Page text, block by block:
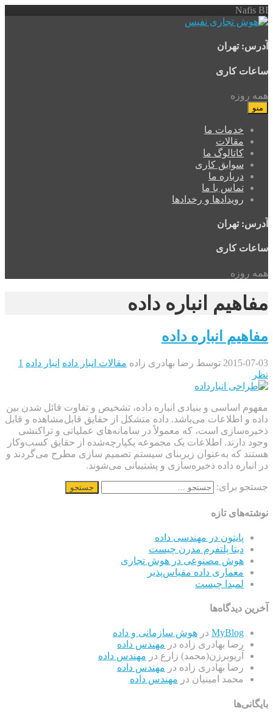
Nafis BI
آدرس: تهران
ساعات کاری
همه روزه
منو
خدمات ما
مقالات
کاتالوگ ما
سوابق کاری
درباره ما
تماس با ما
رویدادها و رخدادها
آدرس: تهران
ساعات کاری
همه روزه
مفاهیم انباره داده
مفاهیم انباره داده
2015-07-03 توسط رضا بهادری زاده مقالات انبار داده انبار داده 1
نظر
مفهوم اساسی و بنیادی انباره داده، تشخیص و تفاوت قائل شدن بین
داده و اطلاعات می‌باشد. داده متشکل از حقایق قابل‌مشاهده و قابل
ذخیره‌سازی است، که معمولاً در سامانه‌های عملیاتی و تراکنشی
وجود دارند. اطلاعات یک مجموعه یکپارچه‌شده از حقایق کسب‌وکار
هستند که به‌عنوان زیربنای سیستم تصمیم سازی مطرح می‌گردند و
در انباره داده ذخیره‌سازی و پشتیبانی می‌شوند.
جستجو برای:
نوشته‌های تازه
پایتون در مهندسی داده
دیتا پلتفرم مدرن چیست
هوش مصنوعی در هوش تجاری
معماری داده مقیاس‌پذیر
لمبدا چیست
آخرین دیدگاه‌ها
MyBlog در هوش سازمانی و داده
رضا بهادری زاده در مهندس داده
آریوبرزن(محمد) زارع در مهندس داده
رضا بهادری زاده در مهندس داده
محمد امینیان در مهندس داده
بایگانی‌ها